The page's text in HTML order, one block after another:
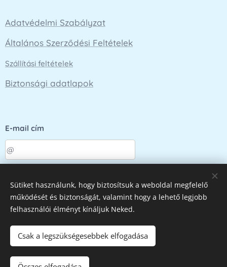
Adatvédelmi Szabályzat
Általános Szerződési Feltételek
Szállítási feltételek
Biztonsági adatlapok
E-mail cím
Küldés
Az oldalt a Webnodeműködteti
Sütiket használunk, hogy biztosítsuk a weboldal megfelelő
működését és biztonságát, valamint hogy a lehető legjobb
felhasználói élményt kínáljuk Neked.
Csak a legszükségesebbek elfogadása